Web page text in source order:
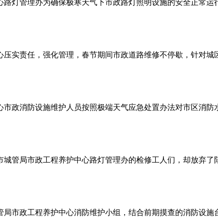
灯管理办为确保极寒天气下市政路灯照明设施的安全正常
实责任，强化管理，春节期间市政道路维修不停歇，针对
政消防设施维护人员按照极端天气应急处置办法对市区消
管局市政工程养护中心路灯管理办的检修工人们，却放弃
市政工程养护中心消防维护小组，结合前期摸查的消防设